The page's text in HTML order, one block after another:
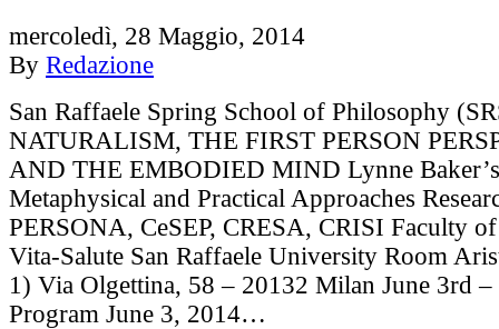
mercoledì, 28 Maggio, 2014
By Redazione
San Raffaele Spring School of Philosophy
NATURALISM, THE FIRST PERSON
AND THE EMBODIED MIND Lynne
Metaphysical and Practical Approaches
PERSONA, CeSEP, CRESA, CRISI Faculty
Vita-Salute San Raffaele University Room
1) Via Olgettina, 58 – 20132 Milan June 3rd
Program June 3, 2014…